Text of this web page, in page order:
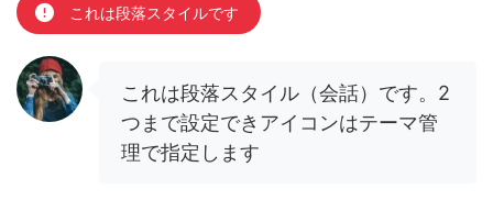
これは段落スタイルです
これは段落スタイル（会話）です。2
つまで設定できアイコンはテーマ管
理で指定します